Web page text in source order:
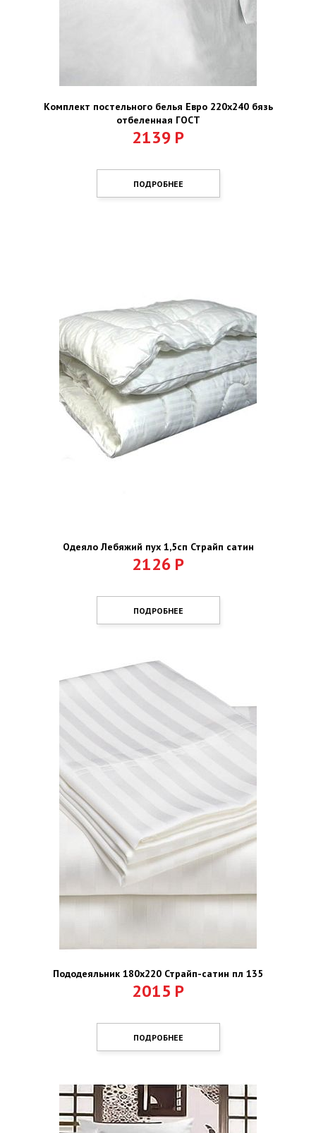
Комплект постельного белья Евро 220х240 бязь
отбеленная ГОСТ
2139 Р
ПОДРОБНЕЕ
Одеяло Лебяжий пух 1,5сп Страйп сатин
2126 Р
ПОДРОБНЕЕ
Пододеяльник 180х220 Страйп-сатин пл 135
2015 Р
ПОДРОБНЕЕ